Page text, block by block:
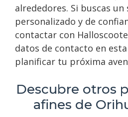
alrededores. Si buscas un
personalizado y de
contactar con
datos de contacto en
planificar tu próxima
Descubre otros
afines de